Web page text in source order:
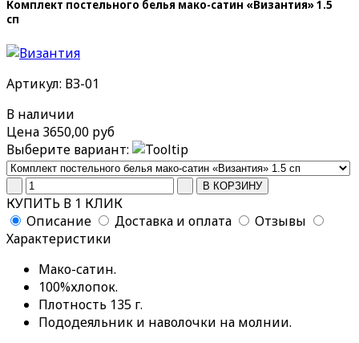
Комплект постельного белья мако-сатин «Византия» 1.5
сп
Артикул: ВЗ-01
В наличии
Цена 3650,00 руб
Выберите вариант:
КУПИТЬ В 1 КЛИК
Описание
Доставка и оплата
Отзывы
Характеристики
Мако-сатин.
100%хлопок.
Плотность 135 г.
Пододеяльник и наволочки на молнии.